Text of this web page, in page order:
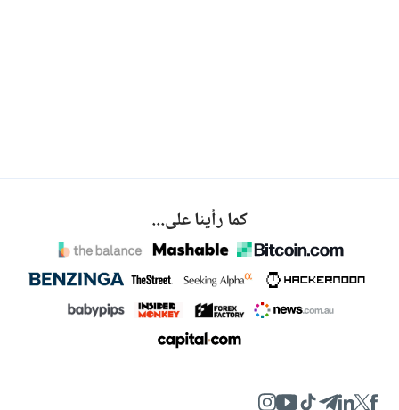
كما رأينا على...